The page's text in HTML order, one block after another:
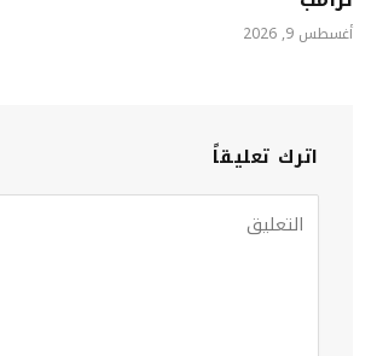
أغسطس 9, 2026
اترك تعليقاً